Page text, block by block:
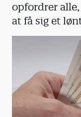
opfordrer
at få sig et